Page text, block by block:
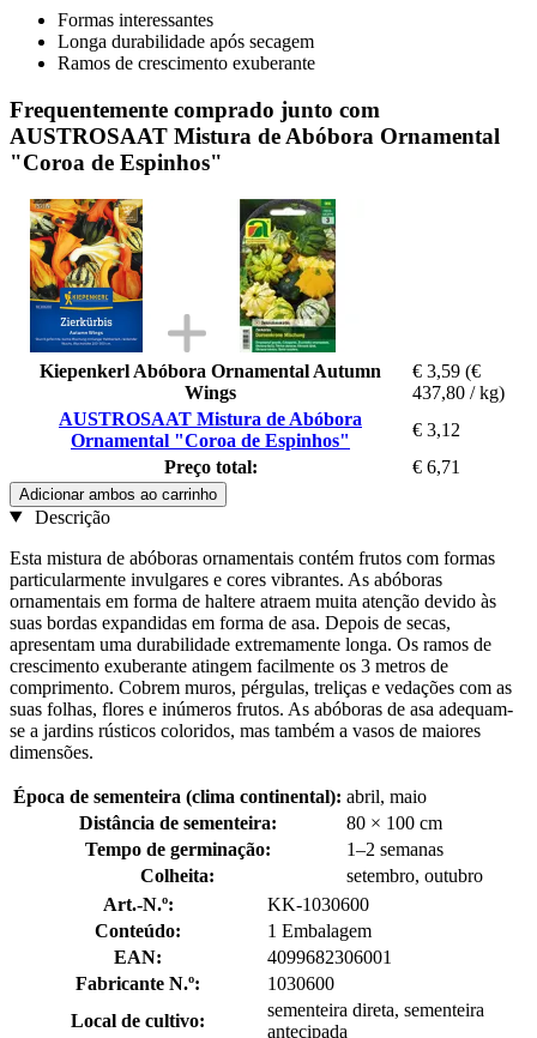
Formas interessantes
Longa durabilidade após secagem
Ramos de crescimento exuberante
Frequentemente comprado junto com
AUSTROSAAT Mistura de Abóbora Ornamental
"Coroa de Espinhos"
Kiepenkerl Abóbora Ornamental Autumn
Wings
€ 3,59 (€
437,80 / kg)
AUSTROSAAT Mistura de Abóbora
Ornamental "Coroa de Espinhos"
€ 3,12
Preço total:
€ 6,71
Adicionar ambos ao carrinho
Descrição
Esta mistura de abóboras ornamentais contém frutos com formas
particularmente invulgares e cores vibrantes. As abóboras
ornamentais em forma de haltere atraem muita atenção devido às
suas bordas expandidas em forma de asa. Depois de secas,
apresentam uma durabilidade extremamente longa. Os ramos de
crescimento exuberante atingem facilmente os 3 metros de
comprimento. Cobrem muros, pérgulas, treliças e vedações com as
suas folhas, flores e inúmeros frutos. As abóboras de asa adequam-
se a jardins rústicos coloridos, mas também a vasos de maiores
dimensões.
Época de sementeira (clima continental): abril, maio
Distância de sementeira:
80 × 100 cm
Tempo de germinação:
1–2 semanas
Colheita:
setembro, outubro
Art.-N.º:
KK-1030600
Conteúdo:
1 Embalagem
EAN:
4099682306001
Fabricante N.º:
1030600
Local de cultivo:
sementeira direta, sementeira
antecipada